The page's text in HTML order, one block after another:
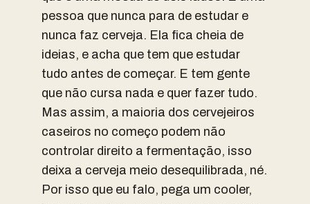
pessoa que nunca para de estudar e
nunca faz cerveja. Ela fica cheia de
ideias, e acha que tem que estudar
tudo antes de começar. E tem gente
que não cursa nada e quer fazer tudo.
Mas assim, a maioria dos cervejeiros
caseiros no começo podem não
controlar direito a fermentação, isso
deixa a cerveja meio desequilibrada, né.
Por isso que eu falo, pega um cooler,